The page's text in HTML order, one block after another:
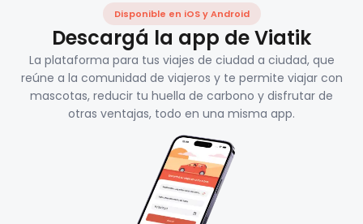
Disponible en iOS y Android
Descargá la app de Viatik
La plataforma para tus viajes de ciudad a ciudad, que
reúne a la comunidad de viajeros y te permite viajar con
mascotas, reducir tu huella de carbono y disfrutar de
otras ventajas, todo en una misma app.